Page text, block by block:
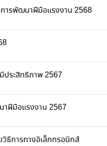
ารพัฒนาฝีมือแรงงาน 2568
ระสิทธิภาพ 2567
ฝีมือแรงงาน 2567
วิธีการทางอิเล็กทรอนิกส์